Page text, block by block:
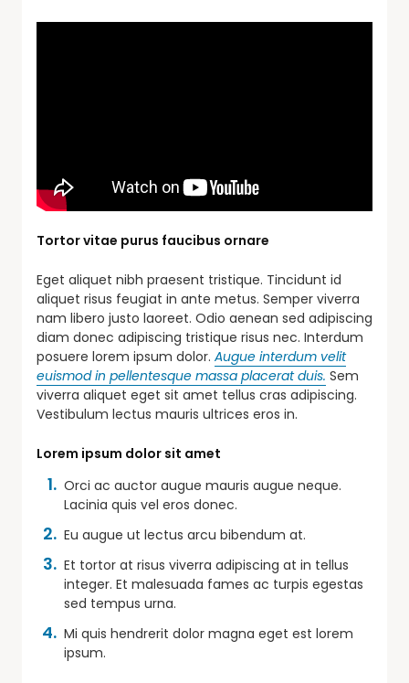
Tortor vitae purus faucibus ornare
Eget aliquet nibh praesent tristique. Tincidunt id
aliquet risus feugiat in ante metus. Semper viverra
nam libero justo laoreet. Odio aenean sed adipiscing
diam donec adipiscing tristique risus nec. Interdum
posuere lorem ipsum dolor. Augue interdum velit
euismod in pellentesque massa placerat duis. Sem
viverra aliquet eget sit amet tellus cras adipiscing.
Vestibulum lectus mauris ultrices eros in.
Lorem ipsum dolor sit amet
Orci ac auctor augue mauris augue neque.
Lacinia quis vel eros donec.
Eu augue ut lectus arcu bibendum at.
Et tortor at risus viverra adipiscing at in tellus
integer. Et malesuada fames ac turpis egestas
sed tempus urna.
Mi quis hendrerit dolor magna eget est lorem
ipsum.